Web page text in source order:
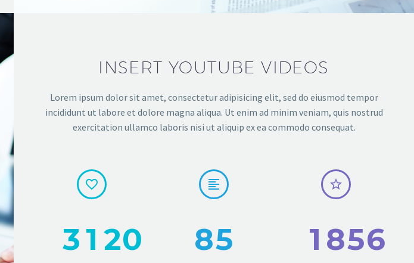
INSERT YOUTUBE VIDEOS
Lorem ipsum dolor sit amet, consectetur adipisicing elit, sed do eiusmod tempor
incididunt ut labore et dolore magna aliqua. Ut enim ad minim veniam, quis nostrud
exercitation ullamco laboris nisi ut aliquip ex ea commodo consequat.


31 20


85


1 856